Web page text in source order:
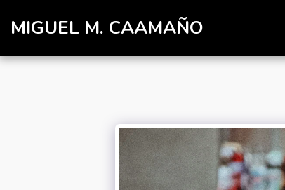
MIGUEL M. CAAMAÑO